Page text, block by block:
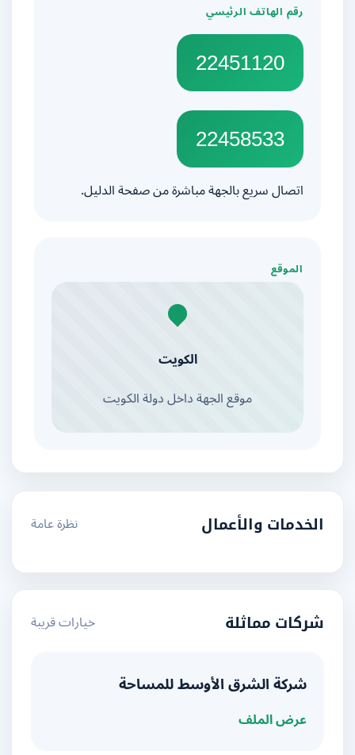
رقم الهاتف الرئيسي
22451120
22458533
اتصال سريع بالجهة مباشرة من صفحة الدليل.
الموقع
الكويت
موقع الجهة داخل دولة الكويت
الخدمات والأعمال نظرة عامة
شركات مماثلة خيارات قريبة
شركة الشرق الأوسط للمساحة
عرض الملف